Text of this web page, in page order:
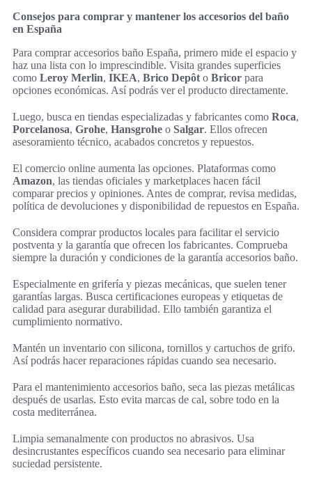
Consejos para comprar y mantener los accesorios del baño
en España
Para comprar accesorios baño España, primero mide el espacio y
haz una lista con lo imprescindible. Visita grandes superficies
como Leroy Merlin, IKEA, Brico Depôt o Bricor para
opciones económicas. Así podrás ver el producto directamente.
Luego, busca en tiendas especializadas y fabricantes como Roca,
Porcelanosa, Grohe, Hansgrohe o Salgar. Ellos ofrecen
asesoramiento técnico, acabados concretos y repuestos.
El comercio online aumenta las opciones. Plataformas como
Amazon, las tiendas oficiales y marketplaces hacen fácil
comparar precios y opiniones. Antes de comprar, revisa medidas,
política de devoluciones y disponibilidad de repuestos en España.
Considera comprar productos locales para facilitar el servicio
postventa y la garantía que ofrecen los fabricantes. Comprueba
siempre la duración y condiciones de la garantía accesorios baño.
Especialmente en grifería y piezas mecánicas, que suelen tener
garantías largas. Busca certificaciones europeas y etiquetas de
calidad para asegurar durabilidad. Ello también garantiza el
cumplimiento normativo.
Mantén un inventario con silicona, tornillos y cartuchos de grifo.
Así podrás hacer reparaciones rápidas cuando sea necesario.
Para el mantenimiento accesorios baño, seca las piezas metálicas
después de usarlas. Esto evita marcas de cal, sobre todo en la
costa mediterránea.
Limpia semanalmente con productos no abrasivos. Usa
desincrustantes específicos cuando sea necesario para eliminar
suciedad persistente.